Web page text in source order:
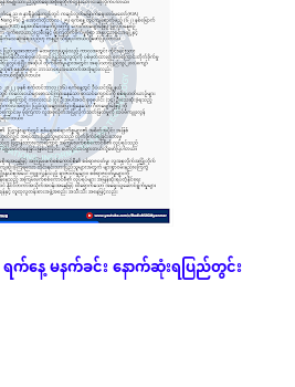
ရက်နေ့မနက်ခင်းနောက်ဆုံးရပြည်တွင်း